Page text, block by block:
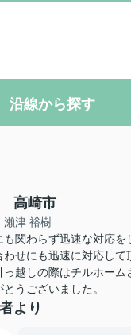
沿線から探す
高崎市
瀨津 裕樹
も関わらず迅速な対応を
わせにも迅速に対応して
っ越しの際はチルホー
とうございました。
より